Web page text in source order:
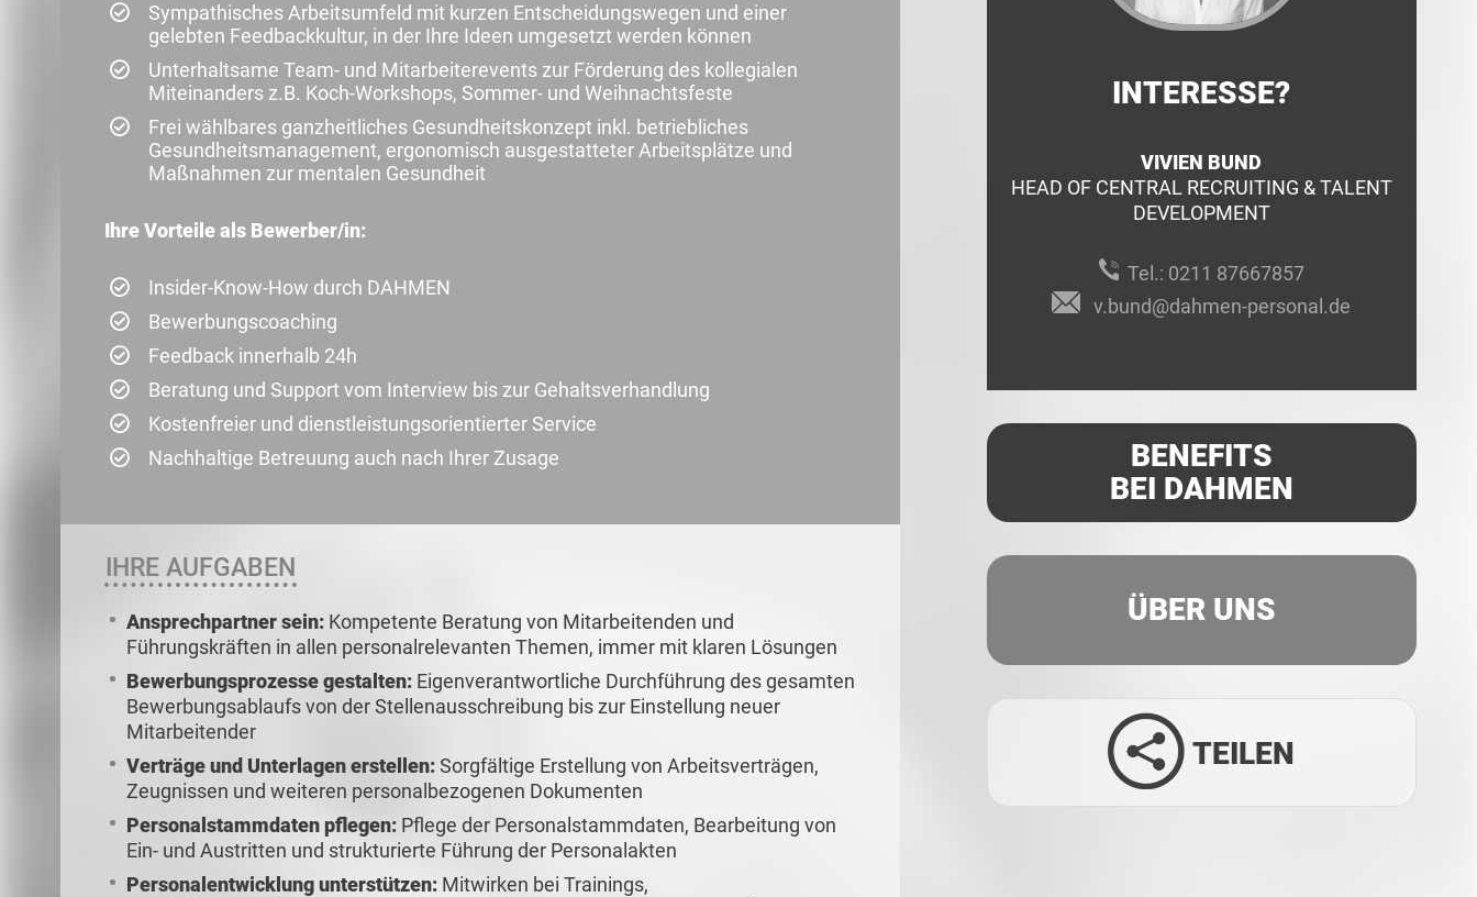
Sympathisches Arbeitsumfeld mit kurzen Entscheidungswegen und einer
gelebten Feedbackkultur, in der Ihre Ideen umgesetzt werden können
Unterhaltsame Team- und Mitarbeiterevents zur Förderung des kollegialen
Miteinanders z.B. Koch-Workshops, Sommer- und Weihnachtsfeste
Frei wählbares ganzheitliches Gesundheitskonzept inkl. betriebliches
Gesundheitsmanagement, ergonomisch ausgestatteter Arbeitsplätze und
Maßnahmen zur mentalen Gesundheit
Ihre Vorteile als Bewerber/in:
Insider-Know-How durch DAHMEN
Bewerbungscoaching
Feedback innerhalb 24h
Beratung und Support vom Interview bis zur Gehaltsverhandlung
Kostenfreier und dienstleistungsorientierter Service
Nachhaltige Betreuung auch nach Ihrer Zusage
IHRE AUFGABEN
Ansprechpartner sein: Kompetente Beratung von Mitarbeitenden und
Führungskräften in allen personalrelevanten Themen, immer mit klaren Lösungen
Bewerbungsprozesse gestalten: Eigenverantwortliche Durchführung des gesamten
Bewerbungsablaufs von der Stellenausschreibung bis zur Einstellung neuer
Mitarbeitender
Verträge und Unterlagen erstellen:Sorgfältige Erstellung von Arbeitsverträgen,
Zeugnissen und weiteren personalbezogenen Dokumenten
Personalstammdaten pflegen: Pflege der Personalstammdaten, Bearbeitung von
Ein- und Austritten und strukturierte Führung der Personalakten
Personalentwicklung unterstützen: Mitwirken bei Trainings,
INTERESSE?
VIVIEN BUND
HEAD OF CENTRAL RECRUITING & TALENT
DEVELOPMENT
Tel.: 0211 87667857
v.bund@dahmen-personal.de
BENEFITS
BEI DAHMEN
ÜBER UNS
TEILEN